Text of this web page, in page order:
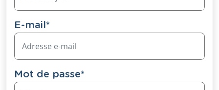
E-mail*
Mot de passe*